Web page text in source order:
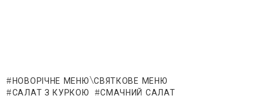
НОВОРІЧНЕ МЕНЮ\СВЯТКОВЕ МЕНЮ
САЛАТ З КУРКОЮ
СМАЧНИЙ САЛАТ